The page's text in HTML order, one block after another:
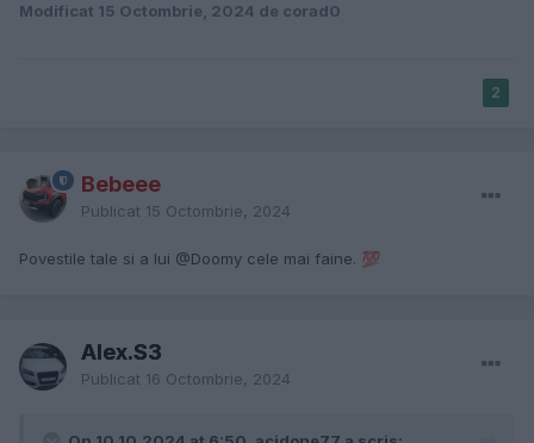
Modificat 15 Octombrie, 2024 de corad0
2
Bebeee
Publicat 15 Octombrie, 2024
Povestile tale si a lui @Doomy cele mai faine. 💯
Alex.S3
Publicat 16 Octombrie, 2024